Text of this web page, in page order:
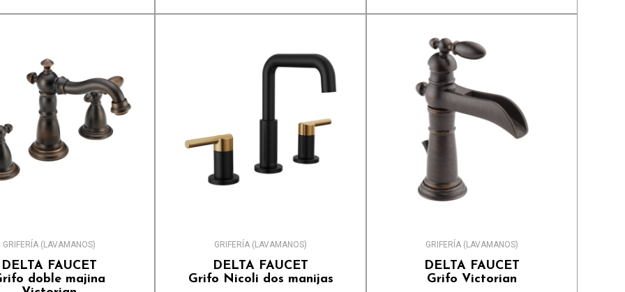
GRIFERÍA (LAVAMANOS)
DELTA FAUCET
doble majina
GRIFERÍA (LAVAMANOS)
DELTA FAUCET
Grifo Nicoli dos manijas
GRIFERÍA (LAVAMANOS)
DELTA FAUCET
Grifo Victorian